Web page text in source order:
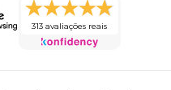
313 avaliações reais